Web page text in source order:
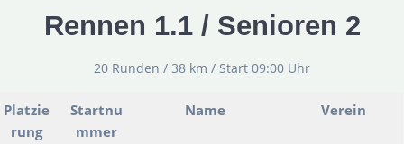
Rennen 1.1 / Senioren 2
20 Runden / 38 km / Start 09:00 Uhr
Platzie
rung
Startnu
mmer
Name Verein